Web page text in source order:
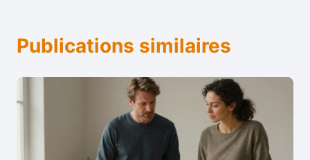
Publications similaires